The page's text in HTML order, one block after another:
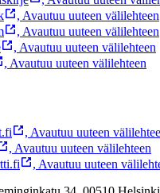
, Avautuu uuteen välilehteen
, Avautuu uuteen välilehteen
, Avautuu uuteen välilehteen
, Avautuu uuteen välilehteen
, Avautuu uuteen
, Avautuu uuteen välilehteen
, Avautuu uuteen